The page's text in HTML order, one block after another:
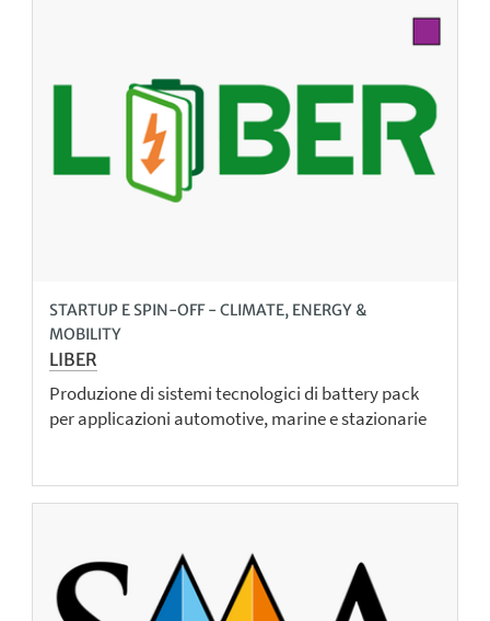
STARTUP E SPIN-OFF - CLIMATE, ENERGY &
MOBILITY
LIBER
Produzione di sistemi tecnologici di battery pack
per applicazioni automotive, marine e stazionarie